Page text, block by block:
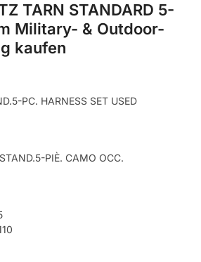
TARN STANDARD 5-
Military- & Outdoor-
kaufen
PC. HARNESS SET USED
PIÈ. CAMO OCC.